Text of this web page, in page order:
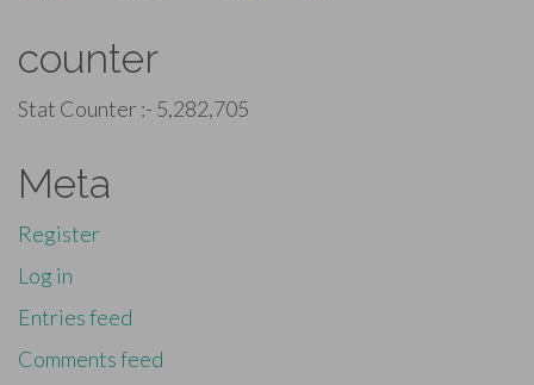
counter
Stat Counter :- 5,282,705
Meta
Register
Log in
Entries feed
Comments feed